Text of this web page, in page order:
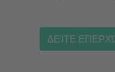
ΔΕΊΤΕ